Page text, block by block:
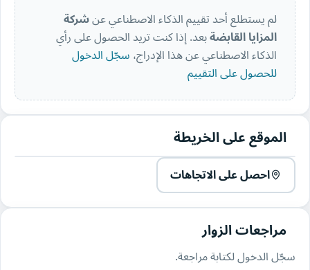
لم يستطلع أحد تقييم الذكاء الاصطناعي عنشركة
المزايا القابضةبعد. إذا كنت تريد الحصول على رأي
الذكاء الاصطناعي عن هذا الإدراج،سجّل الدخول
للحصول على التقييم
الموقع على الخريطة
احصل على الاتجاهات
مراجعات الزوار
سجّل الدخول لكتابة مراجعة.